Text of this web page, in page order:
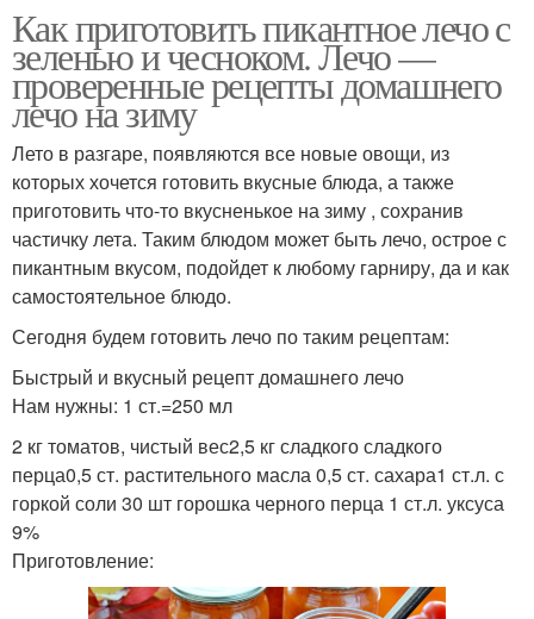
Как приготовить пикантное лечо с
зеленью и чесноком. Лечо —
проверенные рецепты домашнего
лечо на зиму
Лето в разгаре, появляются все новые овощи, из
которых хочется готовить вкусные блюда, а также
приготовить что-то вкусненькое на зиму , сохранив
частичку лета. Таким блюдом может быть лечо, острое с
пикантным вкусом, подойдет к любому гарниру, да и как
самостоятельное блюдо.
Сегодня будем готовить лечо по таким рецептам:
Быстрый и вкусный рецепт домашнего лечо
Нам нужны: 1 ст.=250 мл
2 кг томатов, чистый вес2,5 кг сладкого сладкого
перца0,5 ст. растительного масла 0,5 ст. сахара1 ст.л. с
горкой соли 30 шт горошка черного перца 1 ст.л. уксуса
9%
Приготовление: